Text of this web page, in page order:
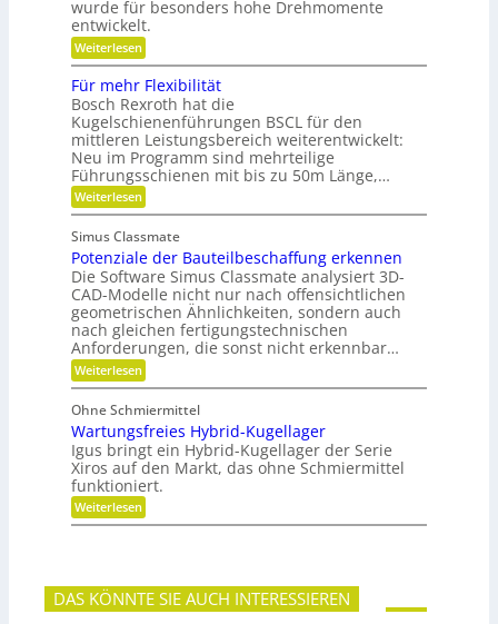
e
r
g
r
e
e
r
n
e
V
e
a
n
t
w
o
r
t
u
n
i
n
n
ü
t
z
i
g
e
S
t
i
f
t
n
g
g
e
g
r
ü
n
d
e
wurde für besonders hohe Drehmomente
entwickelt.
Weiterlesen:
F
e
x
i
b
l
e
P
l
a
n
t
e
n
g
e
t
r
i
e
b
e
-
F
a
m
i
l
i
Für mehr Flexibilität
Bosch Rexroth hat die
Kugelschienenführungen BSCL für den
mittleren Leistungsbereich weiterentwickelt:
Neu im Programm sind mehrteilige
Führungsschienen mit bis zu 50m Länge,…
Weiterlesen:
F
r
m
e
h
r
F
l
e
x
i
i
l
i
t
ä
t
Simus Classmate
Potenziale der Bauteilbeschaffung erkennen
Die Software Simus Classmate analysiert 3D-
CAD-Modelle nicht nur nach offensichtlichen
geometrischen Ähnlichkeiten, sondern auch
nach gleichen fertigungstechnischen
Anforderungen, die sonst nicht erkennbar…
Weiterlesen:
P
t
e
n
z
i
a
l
e
B
a
Ohne Schmiermittel
Wartungsfreies Hybrid-Kugellager
Igus bringt ein Hybrid-Kugellager der Serie
Xiros auf den Markt, das ohne Schmiermittel
funktioniert.
Weiterlesen:
W
u
n
g
DAS KÖNNTE SIE AUCH INTERESSIEREN